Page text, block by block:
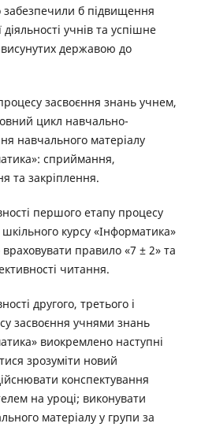
забезпечили б підвищення
учнів та успішне
державою до
засвоєння знань учнем,
цикл навчально-
навчального матеріалу
сприймання,
та закріплення.
першого етапу процесу
курсу «Інформатика»
правило «7 ± 2» та
читання.
другого, третього і
засвоєння учнями знань
виокремлено наступні
зрозуміти новий
конспектування
на уроці; виконувати
матеріалу у групи за